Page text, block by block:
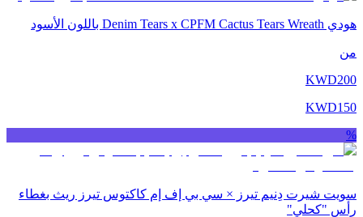
هودي Denim Tears x CPFM Cactus Tears Wreath باللون الأسود
من
KWD200
KWD150
%
سويت شيرت دِنيم تيرز × سي بي إف إم كاكتوس تيرز ريث بغطاء
رأس "كحلي"